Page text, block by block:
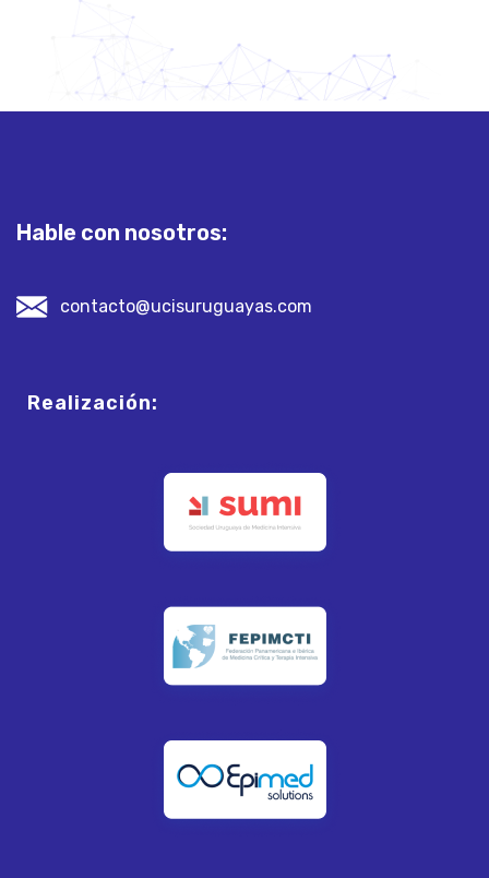
Hable con nosotros:
contacto@ucisuruguayas.com
Realización: